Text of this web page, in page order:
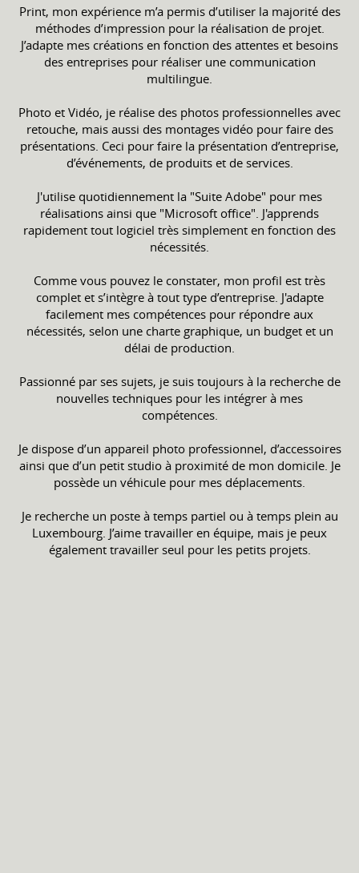
Print, mon expérience m’a permis d’utiliser la majorité des
méthodes d’impression pour la réalisation de projet.
J’adapte mes créations en fonction des attentes et besoins
des entreprises pour réaliser une communication
multilingue.
Photo et Vidéo, je réalise des photos professionnelles avec
retouche, mais aussi des montages vidéo pour faire des
présentations. Ceci pour faire la présentation d’entreprise,
d’événements, de produits et de services.
J'utilise quotidiennement la "Suite Adobe" pour mes
réalisations ainsi que "Microsoft office". J'apprends
rapidement tout logiciel très simplement en fonction des
nécessités.
Comme vous pouvez le constater, mon profil est très
complet et s’intègre à tout type d’entreprise. J'adapte
facilement mes compétences pour répondre aux
nécessités, selon une charte graphique, un budget et un
délai de production.
Passionné par ses sujets, je suis toujours à la recherche de
nouvelles techniques pour les intégrer à mes
compétences.
Je dispose d’un appareil photo professionnel, d’accessoires
ainsi que d’un petit studio à proximité de mon domicile. Je
possède un véhicule pour mes déplacements.
Je recherche un poste à temps partiel ou à temps plein au
Luxembourg. J’aime travailler en équipe, mais je peux
également travailler seul pour les petits projets.